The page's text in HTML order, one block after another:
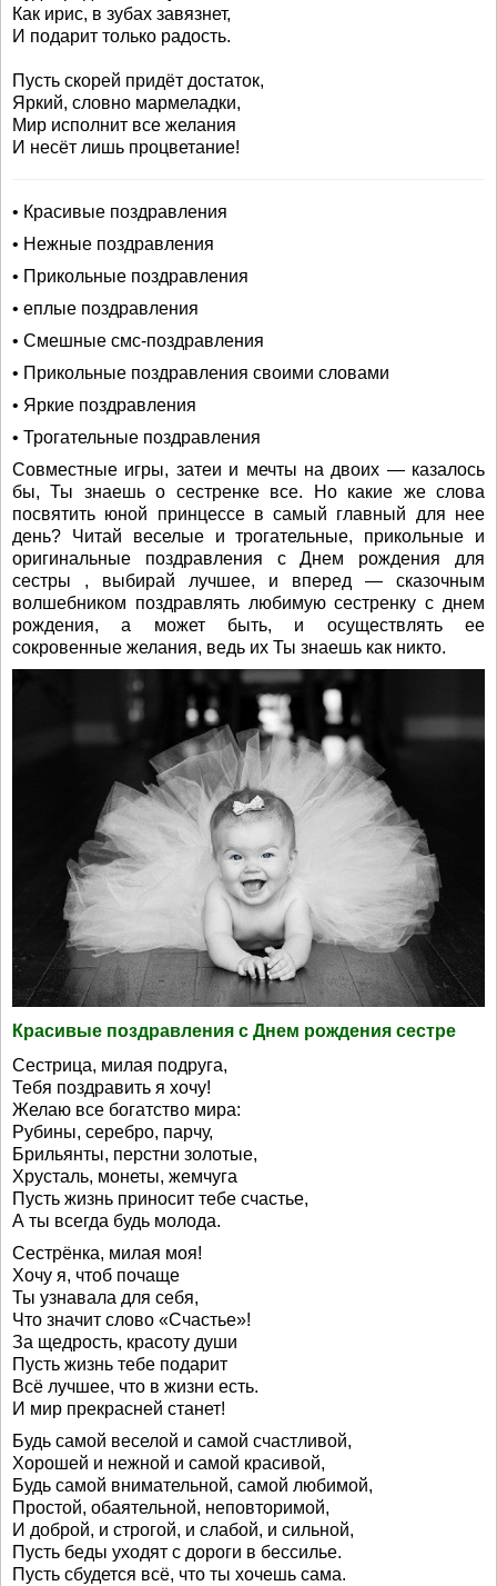
Как ирис, в зубах завязнет,
И подарит только радость.
Пусть скорей придёт достаток,
Яркий, словно мармеладки,
Мир исполнит все желания
И несёт лишь процветание!
• Красивые поздравления
• Нежные поздравления
• Прикольные поздравления
• еплые поздравления
• Смешные смс-поздравления
• Прикольные поздравления своими словами
• Яркие поздравления
• Трогательные поздравления
Совместные игры, затеи и мечты на двоих — казалось
бы, Ты знаешь о сестренке все. Но какие же слова
посвятить юной принцессе в самый главный для нее
день? Читай веселые и трогательные, прикольные и
оригинальные поздравления с Днем рождения для
сестры , выбирай лучшее, и вперед — сказочным
волшебником поздравлять любимую сестренку с днем
рождения, а может быть, и осуществлять ее
сокровенные желания, ведь их Ты знаешь как никто.
Красивые поздравления с Днем рождения сестре
Сестрица, милая подруга,
Тебя поздравить я хочу!
Желаю все богатство мира:
Рубины, серебро, парчу,
Брильянты, перстни золотые,
Хрусталь, монеты, жемчуга
Пусть жизнь приносит тебе счастье,
А ты всегда будь молода.
Сестрёнка, милая моя!
Хочу я, чтоб почаще
Ты узнавала для себя,
Что значит слово «Счастье»!
За щедрость, красоту души
Пусть жизнь тебе подарит
Всё лучшее, что в жизни есть.
И мир прекрасней станет!
Будь самой веселой и самой счастливой,
Хорошей и нежной и самой красивой,
Будь самой внимательной, самой любимой,
Простой, обаятельной, неповторимой,
И доброй, и строгой, и слабой, и сильной,
Пусть беды уходят с дороги в бессилье.
Пусть сбудется всё, что ты хочешь сама.